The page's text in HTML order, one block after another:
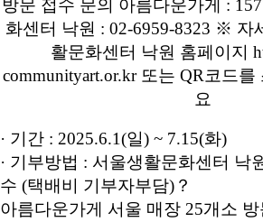
· 기간 : 2025.6.1(일) ~ 7.15(화)
· 기부방법 : 서울생활문화센터 낙
수 (택배비 기부자부담)？
아름다운가게 서울 매장 25개소